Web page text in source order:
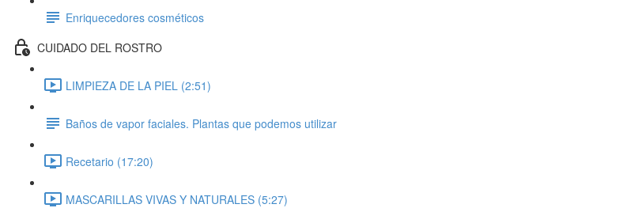
Enriquecedores cosméticos
CUIDADO DEL ROSTRO
LIMPIEZA DE LA PIEL (2:51)
Baños de vapor faciales. Plantas que podemos utilizar
Recetario (17:20)
MASCARILLAS VIVAS Y NATURALES (5:27)